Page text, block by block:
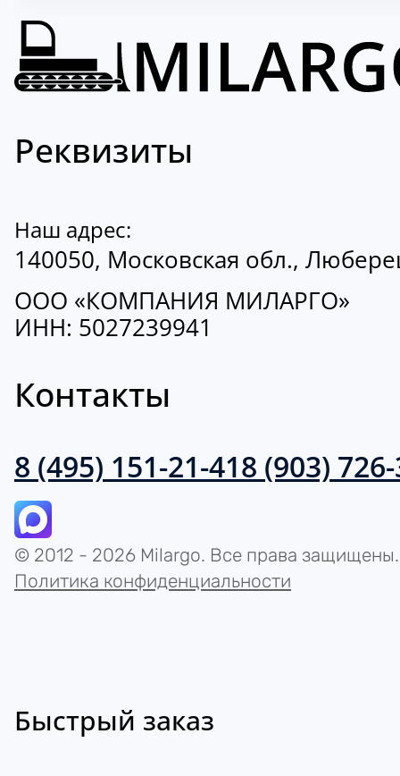
Реквизиты
Наш адрес:
140050, Московская обл.,
ООО «КОМПАНИЯ МИЛАРГО»
ИНН: 5027239941
Контакты
8 (495) 151-21-418 (903)
© 2012 - 2026 Milargo. Все права защищены.
Политика конфиденциальности
Быстрый заказ